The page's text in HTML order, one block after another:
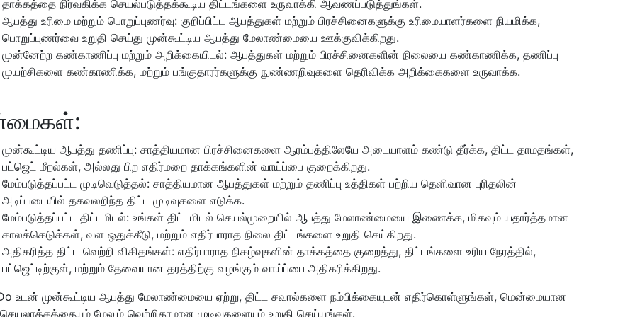
தாக்கத்தை நிர்வகிக்க செயல்படுத்தக்கூடிய திட்டங்களை உருவாக்கி ஆவணப்படுத்துங்கள்.
ஆபத்து உரிமை மற்றும் பொறுப்புணர்வு: குறிப்பிட்ட ஆபத்துகள் மற்றும் பிரச்சினைகளுக்கு உரிமையாளர்களை நியமிக்க,
பொறுப்புணர்வை உறுதி செய்து முன்கூட்டிய ஆபத்து மேலாண்மையை ஊக்குவிக்கிறது.
முன்னேற்ற கண்காணிப்பு மற்றும் அறிக்கையிடல்: ஆபத்துகள் மற்றும் பிரச்சினைகளின் நிலையை கண்காணிக்க, தணிப்பு
முயற்சிகளை கண்காணிக்க, மற்றும் பங்குதாரர்களுக்கு நுண்ணறிவுகளை தெரிவிக்க அறிக்கைகளை உருவாக்க.
முன்கூட்டிய ஆபத்து தணிப்பு: சாத்தியமான பிரச்சினைகளை ஆரம்பத்திலேயே அடையாளம் கண்டு தீர்க்க, திட்ட தாமதங்கள்,
பட்ஜெட் மீறல்கள், அல்லது பிற எதிர்மறை தாக்கங்களின் வாய்ப்பை குறைக்கிறது.
மேம்படுத்தப்பட்ட முடிவெடுத்தல்: சாத்தியமான ஆபத்துகள் மற்றும் தணிப்பு உத்திகள் பற்றிய தெளிவான புரிதலின்
அடிப்படையில் தகவலறிந்த திட்ட முடிவுகளை எடுக்க.
மேம்படுத்தப்பட்ட திட்டமிடல்: உங்கள் திட்டமிடல் செயல்முறையில் ஆபத்து மேலாண்மையை இணைக்க, மிகவும் யதார்த்தமான
காலக்கெடுக்கள், வள ஒதுக்கீடு, மற்றும் எதிர்பாராத நிலை திட்டங்களை உறுதி செய்கிறது.
அதிகரித்த திட்ட வெற்றி விகிதங்கள்: எதிர்பாராத நிகழ்வுகளின் தாக்கத்தை குறைத்து, திட்டங்களை உரிய நேரத்தில்,
பட்ஜெட்டிற்குள், மற்றும் தேவையான தரத்திற்கு வழங்கும் வாய்ப்பை அதிகரிக்கிறது.
உடன் முன்கூட்டிய ஆபத்து மேலாண்மையை ஏற்று, திட்ட சவால்களை நம்பிக்கையுடன் எதிர்கொள்ளுங்கள், மென்மையான
மேலும் வெற்றிகரமான முடிவுகளையும் உறுதி செய்யுங்கள்.